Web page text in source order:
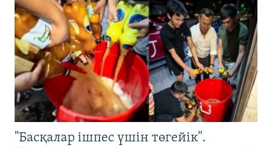
"Басқалар ішпес үшін төгейік".